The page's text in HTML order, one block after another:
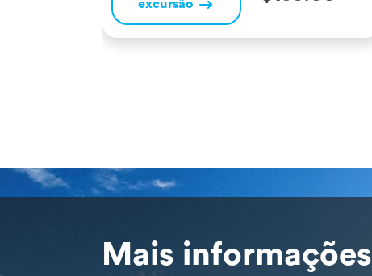
Sagrado dos Incas, no pitoresco distrito de
Chinchero. Às margens da belíssima Lagoa de
excursão
Mais informações